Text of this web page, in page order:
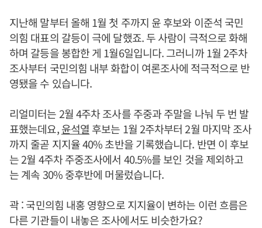
지난해 말부터 올해 1월 첫 주까지 윤 후보와 이준석 국민
의힘 대표의 갈등이 극에 달했죠. 두 사람이 극적으로 화해
하며 갈등을 봉합한 게 1월6일입니다. 그러니까 1월 2주차
조사부터 국민의힘 내부 화합이 여론조사에 적극적으로 반
영됐을 수 있습니다.
리얼미터는 2월 4주차 조사를 주중과 주말을 나눠 두 번 발
표했는데요,윤석열 후보는 1월 2주차부터 2월 마지막 조사
까지 줄곧 지지율 40% 초반을 기록했습니다. 반면 이 후보
는 2월 4주차 주중조사에서 40.5%를 보인 것을 제외하고
는 계속 30% 중후반에 머물렀습니다.
곽 : 국민의힘 내홍 영향으로 지지율이 변하는 이런 흐름은
다른 기관들이 내놓은 조사에서도 비슷한가요?